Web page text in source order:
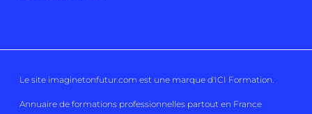
Le site imaginetonfutur.com est une marque d'ICI Formation.
Annuaire de formations professionnelles partout en France